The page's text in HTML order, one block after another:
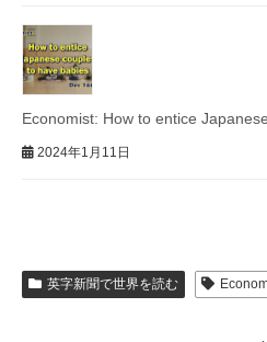
Economist: How to entice
2024年1月11日
英字新聞で世界を読む